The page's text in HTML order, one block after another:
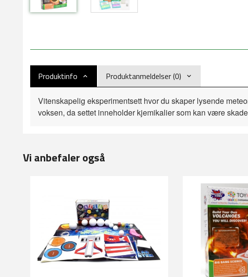
Produktinfo Produktanmeldelser (0)
Vitenskapelig eksperimentsett hvor du skaper lysende
voksen, da settet inneholder kjemikalier som kan være
Vi anbefaler også